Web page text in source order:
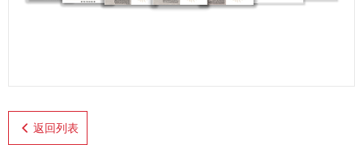
返回列表